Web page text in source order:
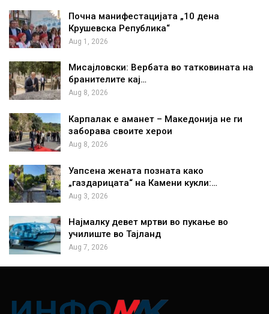
Почна манифестацијата „10 дена
Крушевска Република“
Aug 1, 2026
Мисајловски: Вербата во татковината на
бранителите кај…
Aug 8, 2026
Карпалак е аманет – Македонија не ги
заборава своите херои
Aug 8, 2026
Уапсена жената позната како
„газдарицата“ на Камени кукли:…
Aug 3, 2026
Најмалку девет мртви во пукање во
училиште во Тајланд
Aug 7, 2026